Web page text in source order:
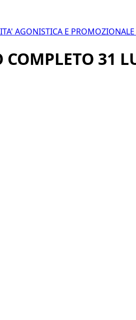
AGONISTICA E PROMOZIONALE
31